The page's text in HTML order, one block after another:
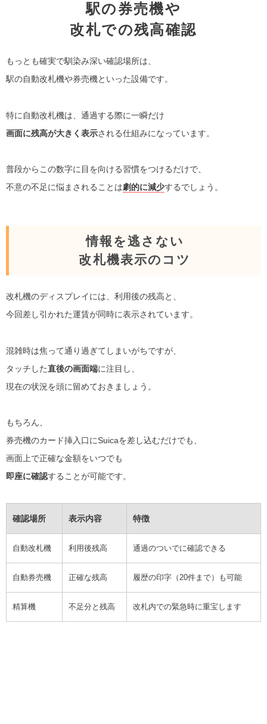
駅の券売機や
改札での残高確認
もっとも確実で馴染み深い確認場所は、
駅の自動改札機や券売機といった設備です。
特に自動改札機は、通過する際に一瞬だけ
画面に残高が大きく表示される仕組みになっています。
普段からこの数字に目を向ける習慣をつけるだけで、
不意の不足に悩まされることは劇的に減少するでしょう。
情報を逃さない
改札機表示のコツ
改札機のディスプレイには、利用後の残高と、
今回差し引かれた運賃が同時に表示されています。
混雑時は焦って通り過ぎてしまいがちですが、
タッチした直後の画面端に注目し、
現在の状況を頭に留めておきましょう。
もちろん、
券売機のカード挿入口にSuicaを差し込むだけでも、
画面上で正確な金額をいつでも
即座に確認することが可能です。
確認場所 表示内容 特徴
自動改札機 利用後残高 通過のついでに確認できる
自動券売機 正確な残高 履歴の印字（20件まで）も可能
精算機 不足分と残高 改札内での緊急時に重宝します